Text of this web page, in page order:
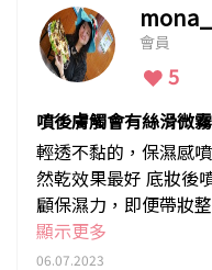
會員
5
噴後膚觸會有絲滑微
輕透不黏的，保濕感
然乾效果最好 底妝後
顧保濕力，即便帶妝
斑駁。味道舒適不刺鼻
顯示更多
06.07.2023